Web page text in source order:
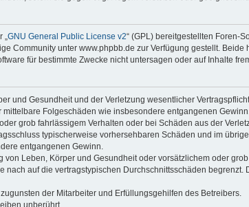
„GNU General Public License v2“ (GPL) bereitgestellten Foren-
Community unter www.phpbb.de zur Verfügung gestellt.
für bestimmte Zwecke nicht untersagen oder auf Inhalte
und Gesundheit und der Verletzung wesentlicher
Folgeschäden wie insbesondere entgangenen Gewinn.
grob fahrlässigem Verhalten oder bei Schäden aus der
typischerweise vorhersehbaren Schäden und im
entgangenen Gewinn.
Leben, Körper und Gesundheit oder vorsätzlichem oder
auf die vertragstypischen Durchschnittsschäden
der Mitarbeiter und Erfüllungsgehilfen des Betreibers.
unberührt.